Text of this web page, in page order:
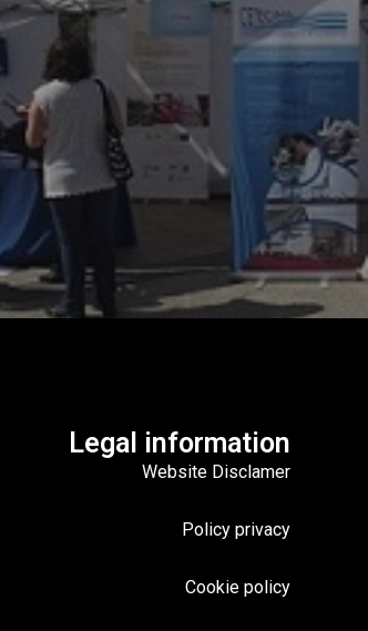
Legal information
Website Disclamer
Policy privacy
Cookie policy